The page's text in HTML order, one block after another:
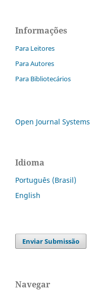
Informações
Para Leitores
Para Autores
Para Bibliotecários
Open Journal Systems
Idioma
Português (Brasil)
English
Enviar Submissão
Navegar